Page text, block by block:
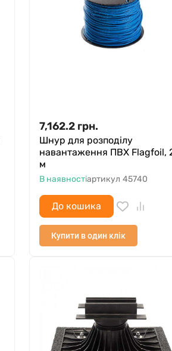
7,162.2 грн.
Шнур для розподілу
навантаження ПВХ Flagfoil,
м
В наявностіартикул 45740
До кошика
Купити в один клік